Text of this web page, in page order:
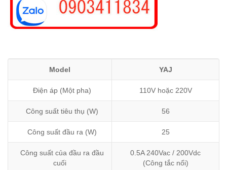
Model YAJ
Điện áp (Một pha) 110V hoặc 220V
Công suất tiêu thụ (W) 56
Công suất đầu ra (W) 25
Công suất của đầu ra đầu
cuối
0.5A 240Vac / 200Vdc
(Công tắc nổi)